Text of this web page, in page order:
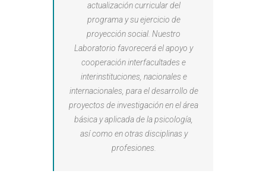
actualización curricular del
programa y su ejercicio de
proyección social. Nuestro
Laboratorio favorecerá el apoyo y
cooperación interfacultades e
interinstituciones, nacionales e
internacionales, para el desarrollo de
proyectos de investigación en el área
básica y aplicada de la psicología,
así como en otras disciplinas y
profesiones.